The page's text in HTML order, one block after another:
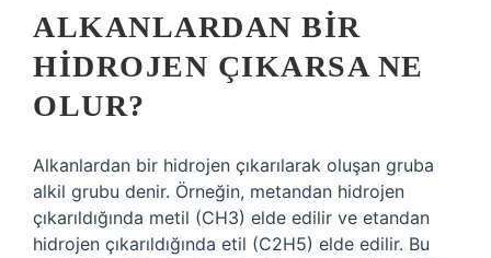
ALKANLARDAN BIR
HIDROJEN ÇIKARSA NE
OLUR?
Alkanlardan bir hidrojen çıkarılarak oluşan gruba
alkil grubu denir. Örneğin, metandan hidrojen
çıkarıldığında metil (CH3) elde edilir ve etandan
hidrojen çıkarıldığında etil (C2H5) elde edilir. Bu